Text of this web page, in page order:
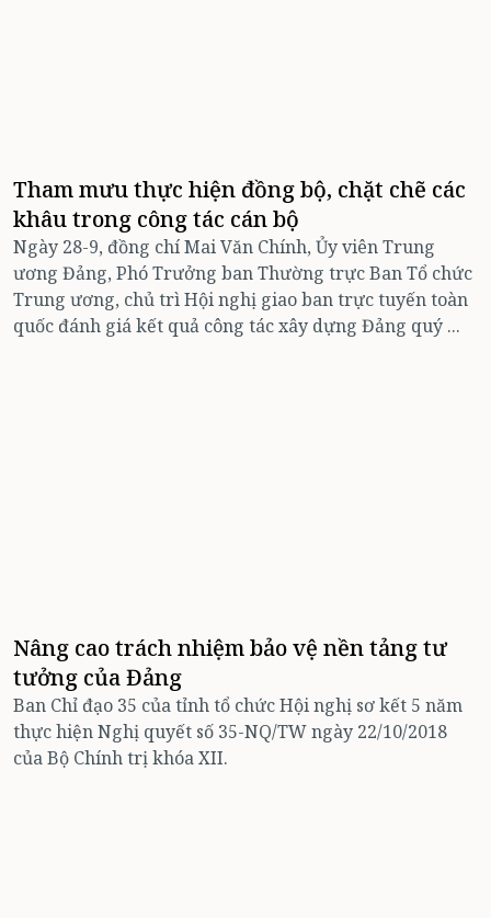
Tham mưu thực hiện đồng bộ, chặt chẽ các
khâu trong công tác cán bộ
Ngày 28-9, đồng chí Mai Văn Chính, Ủy viên Trung
ương Đảng, Phó Trưởng ban Thường trực Ban Tổ chức
Trung ương, chủ trì Hội nghị giao ban trực tuyến toàn
quốc đánh giá kết quả công tác xây dựng Đảng quý ...
Nâng cao trách nhiệm bảo vệ nền tảng tư
tưởng của Đảng
Ban Chỉ đạo 35 của tỉnh tổ chức Hội nghị sơ kết 5 năm
thực hiện Nghị quyết số 35-NQ/TW ngày 22/10/2018
của Bộ Chính trị khóa XII.